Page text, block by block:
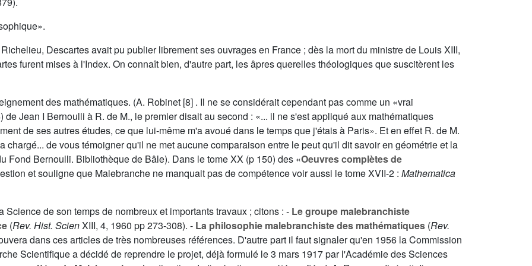
Descartes avait pu publier librement ses ouvrages en France ; dès la mort du ministre de Louis XIII,
furent mises à l'Index. On connaît bien, d'autre part, les âpres querelles théologiques que suscitèrent les
des mathématiques. (A. Robinet [8] . Il ne se considérait cependant pas comme un «vrai
Jean I Bernoulli à R. de M., le premier disait au second : «... il ne s'est appliqué aux mathématiques
de ses autres études, ce que lui-même m'a avoué dans le temps que j'étais à Paris». Et en effet R. de M.
chargé... de vous témoigner qu'il ne met aucune comparaison entre le peut qu'il dit savoir en géométrie et la
Fond Bernoulli. Bibliothèque de Bâle). Dans le tomeXX (p 150) des «Oeuvres complètes de
et souligne que Malebranche ne manquait pas de compétence voir aussi le tomeXVII-2 : Mathematica
de son temps de nombreux et importants travaux ; citons : - Le groupe malebranchiste
(Rev. Hist. ScienXIII, 4, 1960 pp 273-308). - La philosophie malebranchiste des mathématiques (Rev.
dans ces articles de très nombreuses références. D'autre part il faut signaler qu'en 1956 la Commission
Scientifique a décidé de reprendre le projet, déjà formulé le 3 mars 1917 par l'Académie des Sciences